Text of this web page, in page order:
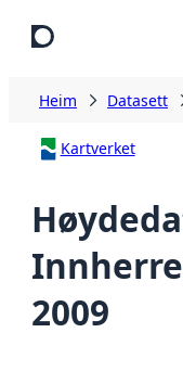
Heim Datasett
Kartverket
2009